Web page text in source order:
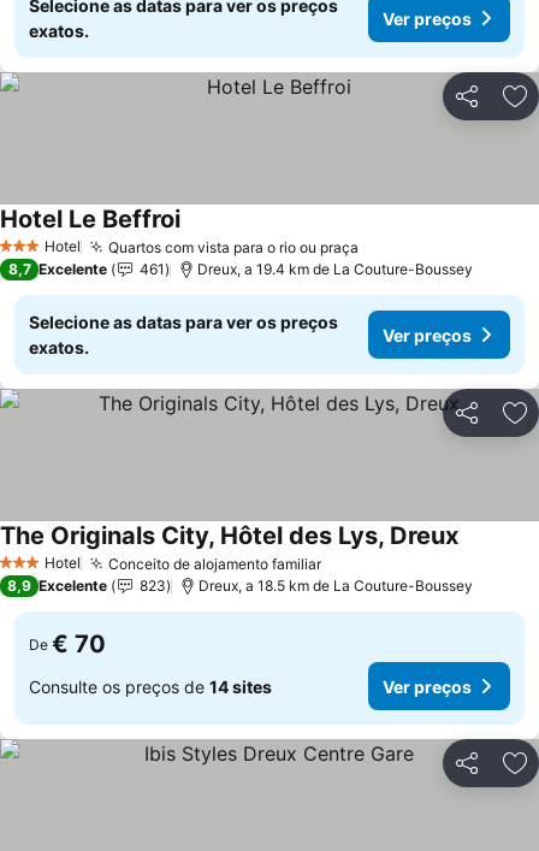
Selecione as datas para ver os preços
exatos.
Ver preços
Partilhar
3 EstrelasHotel Quartos com vista para o rio ou praça
Hotel Le Beffroi
8,7 Excelente 461 Dreux, a 19.4 km de La Couture-Boussey
Selecione as datas para ver os preços
exatos.
Ver preços
Partilhar
3 EstrelasHotel Conceito de alojamento familiar
The Originals City, Hôtel des Lys, Dreux
8,9 Excelente 823 Dreux, a 18.5 km de La Couture-Boussey
De € 70
Consulte os preços de 14 sites Ver preços
Partilhar